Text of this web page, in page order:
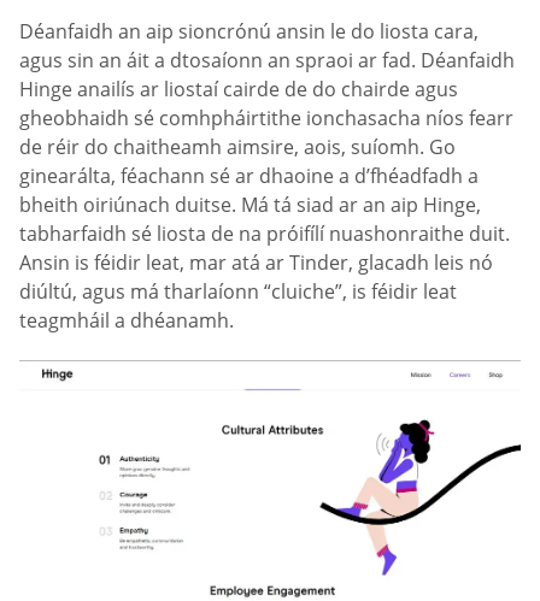
Déanfaidh an aip sioncrónú ansin le do liosta cara,
agus sin an áit a dtosaíonn an spraoi ar fad. Déanfaidh
Hinge anailís ar liostaí cairde de do chairde agus
gheobhaidh sé comhpháirtithe ionchasacha níos fearr
de réir do chaitheamh aimsire, aois, suíomh. Go
ginearálta, féachann sé ar dhaoine a d’fhéadfadh a
bheith oiriúnach duitse. Má tá siad ar an aip Hinge,
tabharfaidh sé liosta de na próifílí nuashonraithe duit.
Ansin is féidir leat, mar atá ar Tinder, glacadh leis nó
diúltú, agus má tharlaíonn “cluiche”, is féidir leat
teagmháil a dhéanamh.